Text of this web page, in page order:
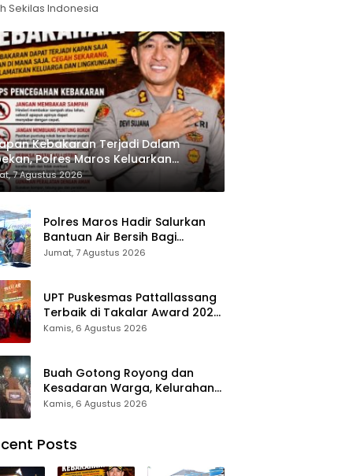
Sekilas Indonesia
Kebakaran Terjadi Dalam
Polres Maros Keluarkan
kepada Masyarakat
7 Agustus 2026
Polres Maros Hadir Salurkan
Bantuan Air Bersih Bagi
Masyarakat Terdampak Krisis
Jumat, 7 Agustus 2026
UPT Puskesmas Pattallassang
Terbaik di Takalar Award 2026,
Bukti Komitmen Hadirkan
Kamis, 6 Agustus 2026
Buah Gotong Royong dan
Kesadaran Warga, Kelurahan
Patte’ne Menjadi Bintang
Kamis, 6 Agustus 2026
Posts